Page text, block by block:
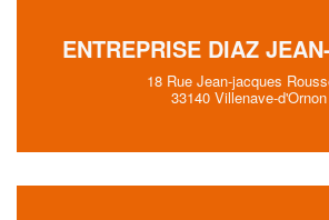
ENTREPRISE DIAZ
18 Rue Jean-jacques
33140 Villenave-d'Ornon